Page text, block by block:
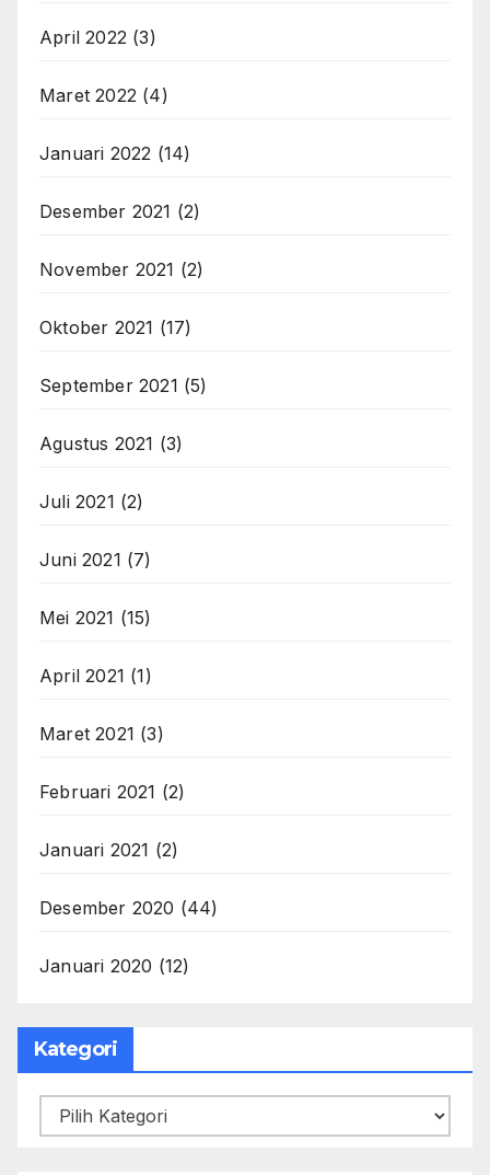
April 2022 (3)
Maret 2022 (4)
Januari 2022 (14)
Desember 2021 (2)
November 2021 (2)
Oktober 2021 (17)
September 2021 (5)
Agustus 2021 (3)
Juli 2021 (2)
Juni 2021 (7)
Mei 2021 (15)
April 2021 (1)
Maret 2021 (3)
Februari 2021 (2)
Januari 2021 (2)
Desember 2020 (44)
Januari 2020 (12)
Kategori
Kategori